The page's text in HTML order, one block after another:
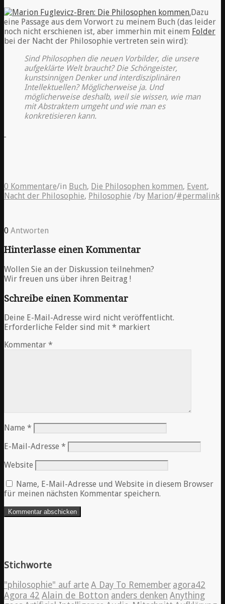
Dazu
eine Passage aus dem Vorwort zu meinem Buch (das leider
noch nicht erschienen ist, aber immerhin mit einem Folder
bei der Nacht der Philosophie vertreten sein wird):
Sind Philosophen die neuen Vorbilder, die unsere
aufgeklärte Welt braucht? Die Schöngeister,
kunstsinnigen Denker und interdisziplinären
Intellektuellen? Möglicherweise ja. Und
möglicherweise deshalb, weil sie wissen, wie man
mit Abstraktem umgeht und wie man es
konkretisieren kann.
0 Kommentare/in Buch, Die Philosophen kommen, Event,
Nacht der Philosophie, Philosophie /by Marion/#permalink
0 Antworten
Hinterlasse einen Kommentar
Wollen Sie an der Diskussion teilnehmen?
Wir freuen uns über ihren Beitrag !
Schreibe einen Kommentar
Deine E-Mail-Adresse wird nicht veröffentlicht.
Erforderliche Felder sind mit * markiert
Kommentar *
Name *
E-Mail-Adresse *
Website
Name, E-Mail-Adresse und Website in diesem Browser
für meinen nächsten Kommentar speichern.
Stichworte
"philosophie" auf arte A Day To Remember agora42
Agora 42 Alain de Botton anders denken Anything